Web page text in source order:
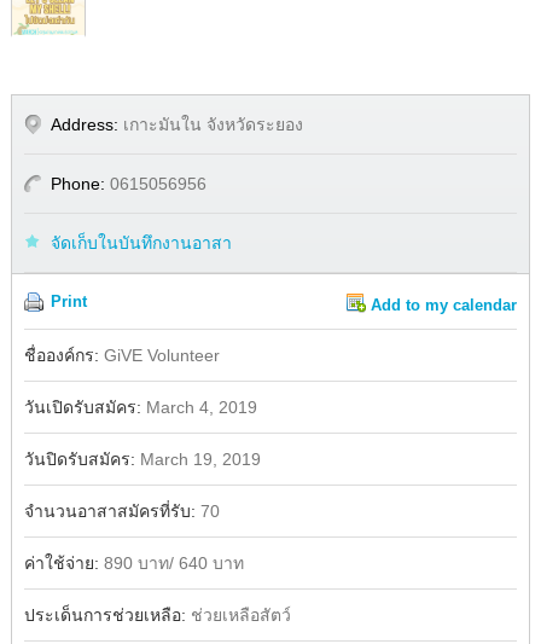
Address: เกาะมันใน จังหวัดระยอง
Phone: 0615056956
จัดเก็บในบันทึกงานอาสา
Print Add to my calendar
Facebook
ชื่อองค์กร: GiVE Volunteer
วันเปิดรับสมัคร: March 4, 2019
วันปิดรับสมัคร: March 19, 2019
จำนวนอาสาสมัครที่รับ: 70
ค่าใช้จ่าย: 890 บาท/ 640 บาท
ประเด็นการช่วยเหลือ: ช่วยเหลือสัตว์